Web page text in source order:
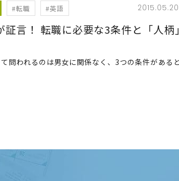
#転職 #英語 2015.05.20
証言！ 転職に必要な3条件と「人柄」